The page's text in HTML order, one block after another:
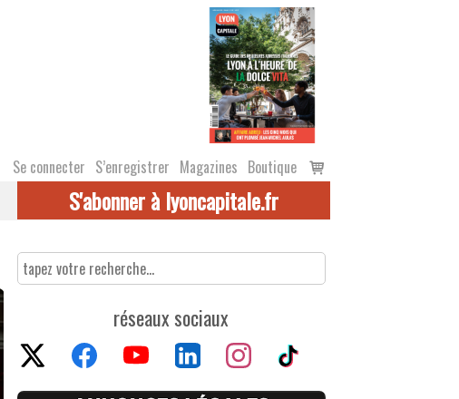
Se connecter S’enregistrer Magazines Boutique
Voir
le
S'abonner à lyoncapitale.fr
réseaux sociaux